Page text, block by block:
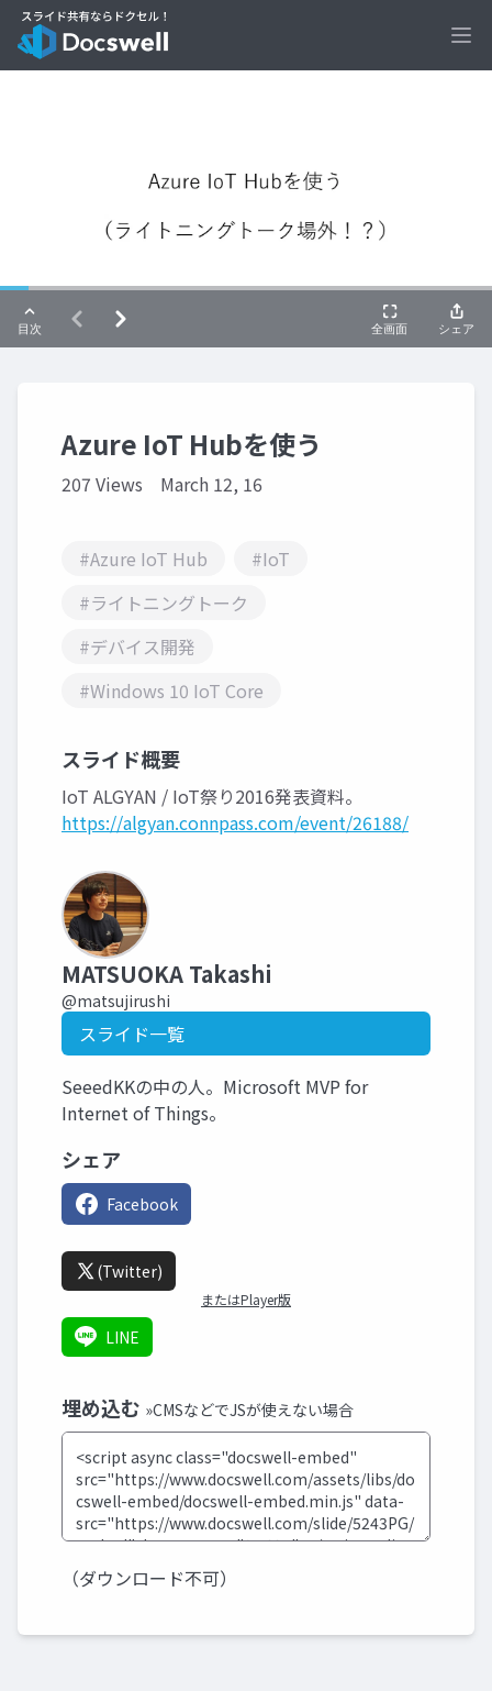
Azure IoT Hubを使う
207 Views March 12, 16
#Azure IoT Hub
#IoT
#ライトニングトーク
#デバイス開発
#Windows 10 IoT Core
スライド概要
IoT ALGYAN / IoT祭り2016発表資料。
https://algyan.connpass.com/event/26188/
MATSUOKA Takashi
@matsujirushi
スライド一覧
SeeedKKの中の人。Microsoft MVP for
Internet of Things。
シェア
Facebook
(Twitter)
またはPlayer版
LINE
埋め込む »CMSなどでJSが使えない場合
（ダウンロード不可）